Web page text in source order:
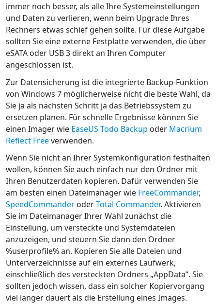
immer noch besser, als alle Ihre Systemeinstellungen
und Daten zu verlieren, wenn beim Upgrade Ihres
Rechners etwas schief gehen sollte. Für diese Aufgabe
sollten Sie eine externe Festplatte verwenden, die über
eSATA oder USB 3 direkt an Ihren Computer
angeschlossen ist.
Zur Datensicherung ist die integrierte Backup-Funktion
von Windows 7 möglicherweise nicht die beste Wahl, da
Sie ja als nächsten Schritt ja das Betriebssystem zu
ersetzen planen. Für schnelle Ergebnisse können Sie
einen Imager wie EaseUS Todo Backup oder Macrium
Reflect Freeverwenden.
Wenn Sie nicht an Ihrer Systemkonfiguration festhalten
wollen, können Sie auch einfach nur den Ordner mit
Ihren Benutzerdaten kopieren. Dafür verwenden Sie
am besten einen Dateimanager wie FreeCommander,
SpeedCommander oderTotal Commander. Aktivieren
Sie im Dateimanager Ihrer Wahl zunächst die
Einstellung, um versteckte und Systemdateien
anzuzeigen, und steuern Sie dann den Ordner
%userprofile% an. Kopieren Sie alle Dateien und
Unterverzeichnisse auf ein externes Laufwerk,
einschließlich des versteckten Ordners „AppData“. Sie
sollten jedoch wissen, dass ein solcher Kopiervorgang
viel länger dauert als die Erstellung eines Images.